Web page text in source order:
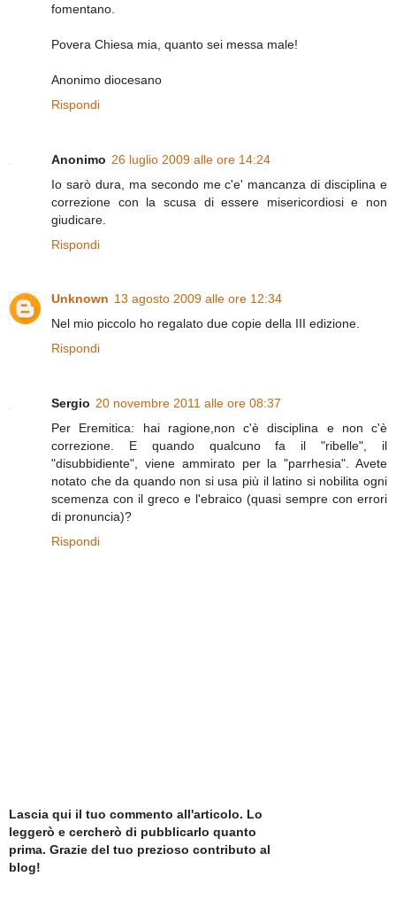
fomentano.
Povera Chiesa mia, quanto sei messa male!
Anonimo diocesano
Rispondi
Anonimo 26 luglio 2009 alle ore 14:24
Io sarò dura, ma secondo me c'e' mancanza di disciplina e
correzione con la scusa di essere misericordiosi e non
giudicare.
Rispondi
Unknown 13 agosto 2009 alle ore 12:34
Nel mio piccolo ho regalato due copie della III edizione.
Rispondi
Sergio 20 novembre 2011 alle ore 08:37
Per Eremitica: hai ragione,non c'è disciplina e non c'è
correzione. E quando qualcuno fa il "ribelle", il
"disubbidiente", viene ammirato per la "parrhesia". Avete
notato che da quando non si usa più il latino si nobilita ogni
scemenza con il greco e l'ebraico (quasi sempre con errori
di pronuncia)?
Rispondi
Lascia qui il tuo commento all'articolo. Lo
leggerò e cercherò di pubblicarlo quanto
prima. Grazie del tuo prezioso contributo al
blog!